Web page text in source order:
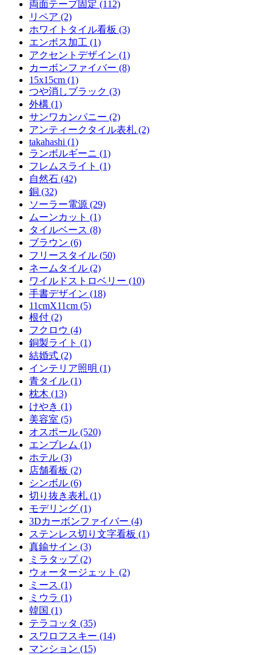
両面テープ固定 (112)
リペア (2)
ホワイトタイル看板 (3)
エンボス加工 (1)
アクセントデザイン (1)
カーボンファイバー (8)
15x15cm (1)
つや消しブラック (3)
外構 (1)
サンワカンパニー (2)
アンティークタイル表札 (2)
takahashi (1)
ランボルギーニ (1)
フレムスライト (1)
自然石 (42)
銅 (32)
ソーラー電源 (29)
ムーンカット (1)
タイルベース (8)
ブラウン (6)
フリースタイル (50)
ネームタイル (2)
ワイルドストロベリー (10)
手書デザイン (18)
11cmX11cm (5)
根付 (2)
フクロウ (4)
銅製ライト (1)
結婚式 (2)
インテリア照明 (1)
青タイル (1)
枕木 (13)
けやき (1)
美容室 (5)
オスポール (520)
エンブレム (1)
ホテル (3)
店舗看板 (2)
シンボル (6)
切り抜き表札 (1)
モデリング (1)
3Dカーボンファイバー (4)
ステンレス切り文字看板 (1)
真鍮サイン (3)
ミラタップ (2)
ウォータージェット (2)
ミース (1)
ミウラ (1)
韓国 (1)
テラコッタ (35)
スワロフスキー (14)
マンション (15)